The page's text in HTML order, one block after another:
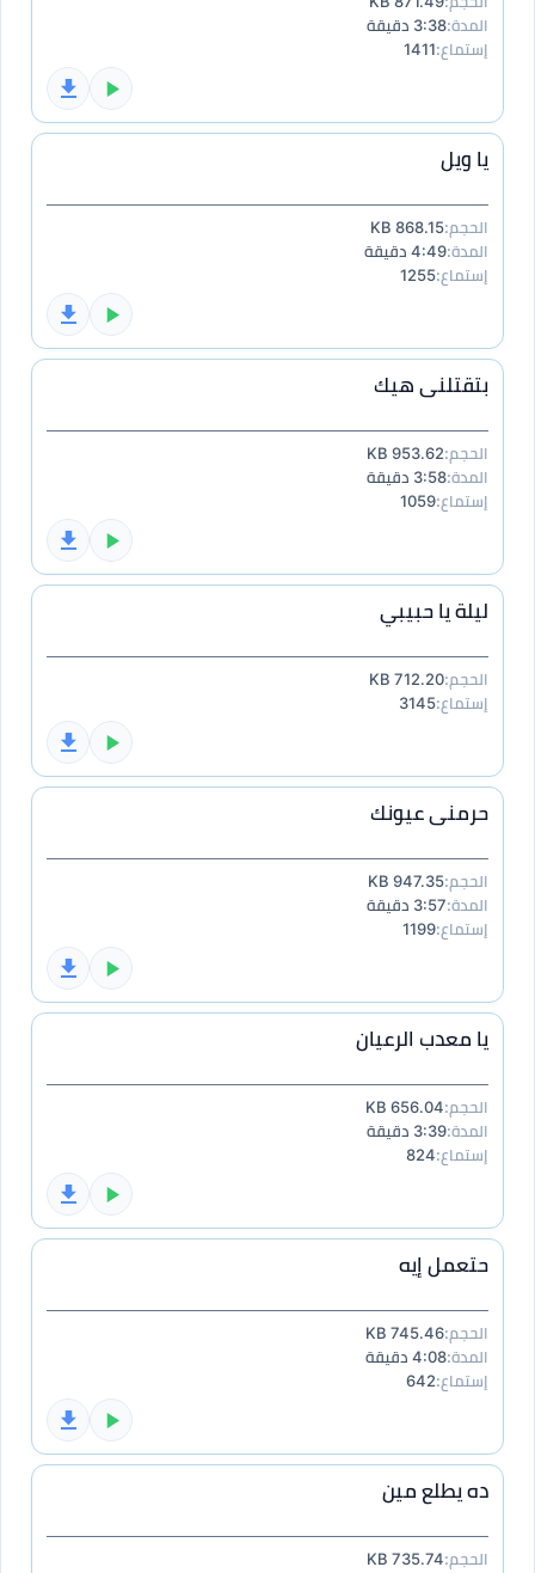
المدة:3:38 دقيقة
إستماع:1411
يا ويل
الحجم:868.15 KB
المدة:4:49 دقيقة
إستماع:1255
بتقتلنى هيك
الحجم:953.62 KB
المدة:3:58 دقيقة
إستماع:1059
ليلة يا حبيبي
الحجم:712.20 KB
إستماع:3145
حرمنى عيونك
الحجم:947.35 KB
المدة:3:57 دقيقة
إستماع:1199
يا معدب الرعيان
الحجم:656.04 KB
المدة:3:39 دقيقة
إستماع:824
حتعمل إيه
الحجم:745.46 KB
المدة:4:08 دقيقة
إستماع:642
ده يطلع مين
الحجم:735.74 KB